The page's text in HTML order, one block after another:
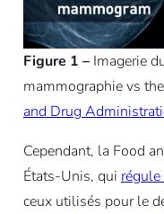
Figure 1 –Imagerie
mammographie vs
and Drug
Cependant, la Food
États-Unis, qui
ceux utilisés pour le